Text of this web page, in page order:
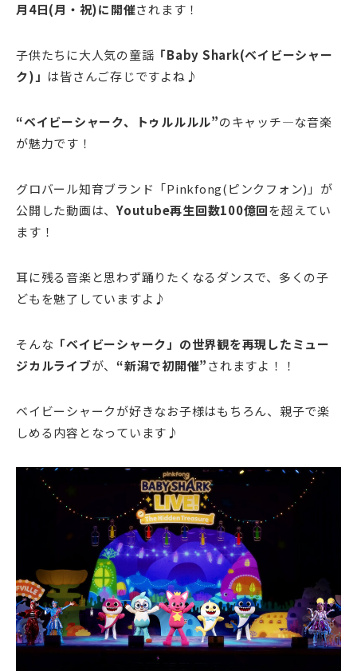
月4日(月・祝)に開催されます！
子供たちに大人気の童謡 「Baby Shark(ベイビーシャー
ク)」 は皆さんご存じですよね♪
“ベイビーシャーク、トゥルルルル”のキャッチ―な音楽
が魅力です！
グロバール知育ブランド「Pinkfong(ピンクフォン)」が
公開した動画は、Youtube再生回数100億回を超えてい
ます！
耳に残る音楽と思わず踊りたくなるダンスで、多くの子
どもを魅了していますよ♪
そんな 「ベイビーシャーク」の世界観を再現したミュー
ジカルライブが、 “新潟で初開催”されますよ！！
ベイビーシャークが好きなお子様はもちろん、親子で楽
しめる内容となっています♪